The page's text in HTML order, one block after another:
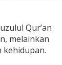
Qur’an
melainkan
kehidupan.